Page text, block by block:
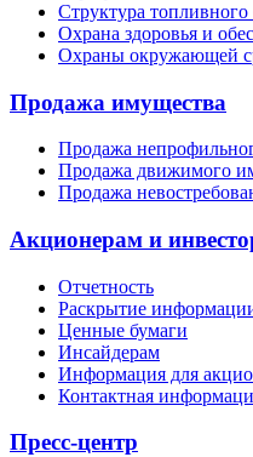
Структура топливного
Охрана здоровья и
Охраны окружающей
Продажа имущества
Продажа
Продажа движимого
Продажа
Акционерам и
Отчетность
Раскрытие
Ценные бумаги
Инсайдерам
Информация для
Контактная
Пресс-центр